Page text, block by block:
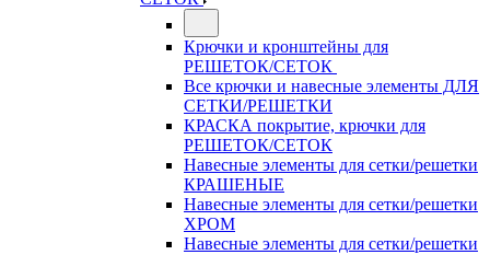
Крючки и кронштейны для
РЕШЕТОК/СЕТОК
Все крючки и навесные элементы ДЛЯ
СЕТКИ/РЕШЕТКИ
КРАСКА покрытие, крючки для
РЕШЕТОК/СЕТОК
Навесные элементы для сетки/решетки
КРАШЕНЫЕ
Навесные элементы для сетки/решетки
ХРОМ
Навесные элементы для сетки/решетки